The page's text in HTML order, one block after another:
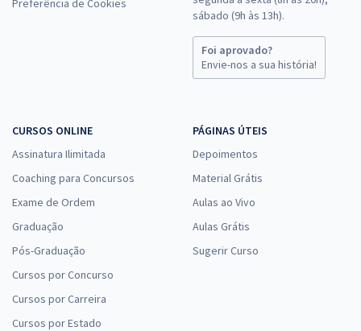
Preferência de Cookies
sábado (9h às 13h).
Foi aprovado?
Envie-nos a sua história!
CURSOS ONLINE
Assinatura Ilimitada
Coaching para Concursos
Exame de Ordem
Graduação
Pós-Graduação
Cursos por Concurso
Cursos por Carreira
Cursos por Estado
PÁGINAS ÚTEIS
Depoimentos
Material Grátis
Aulas ao Vivo
Aulas Grátis
Sugerir Curso